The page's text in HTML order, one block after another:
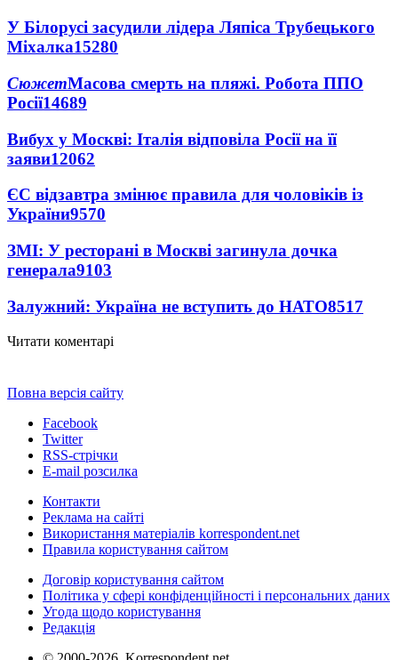
У Білорусі засудили лідера Ляпіса Трубецького
Міхалка15280
СюжетМасова смерть на пляжі. Робота ППО
Росії14689
Вибух у Москві: Італія відповіла Росії на її
заяви12062
ЄС відзавтра змінює правила для чоловіків із
України9570
ЗМІ: У ресторані в Москві загинула дочка
генерала9103
Залужний: Україна не вступить до НАТО8517
Читати коментарі
Повна версія сайту
Facebook
Twitter
RSS-стрічки
E-mail розсилка
Контакти
Реклама на сайті
Використання матеріалів korrespondent.net
Правила користування сайтом
Договір користування сайтом
Політика у сфері конфіденційності і персональних даних
Угода щодо користування
Редакція